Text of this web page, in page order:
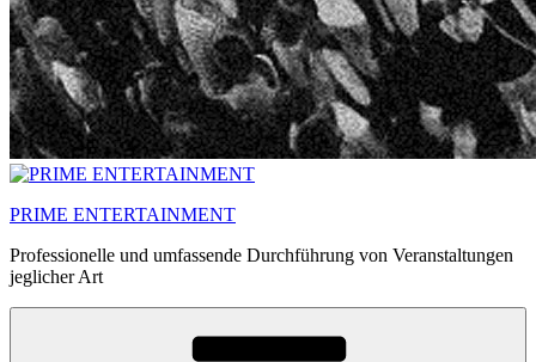
PRIME ENTERTAINMENT
Professionelle und umfassende Durchführung von Veranstaltungen
jeglicher Art